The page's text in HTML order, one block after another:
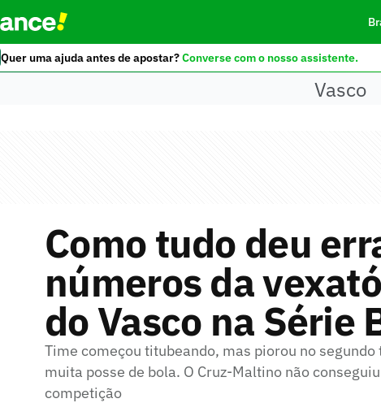
Quer uma ajuda antes de apostar?Converse com o nosso assistente.
Vasco
Como tudo deu
números da
do Vasco na Série
Time começou titubeando, mas piorou no
muita posse de bola. O Cruz-Maltino não
competição